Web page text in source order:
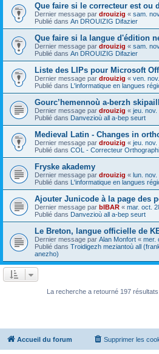
Que faire si le correcteur est ou
Dernier message par drouizig « sam.
Publié dans An DROUIZIG Difazier
Que faire si la langue d'édition
Dernier message par drouizig « sam.
Publié dans An DROUIZIG Difazier
Liste des LIPs pour Microsoft
Dernier message par drouizig « ven.
Publié dans L'informatique en langues
Gourc’hemennoù a-berzh
Dernier message par drouizig « jeu. nov.
Publié dans Danvezioù all a-bep seurt
Medieval Latin - Changes in
Dernier message par drouizig « jeu. nov.
Publié dans COL - Correcteur
Fryske akademy
Dernier message par drouizig « lun. nov.
Publié dans L'informatique en langues
Ajouter Junicode à la page des
Dernier message par bIBAR « mar. oct.
Publié dans Danvezioù all a-bep seurt
Le Breton, langue officielle de
Dernier message par Alan Monfort « mer.
Publié dans Troidigezh meziantoù all
anezho)
La recherche a retourné 197 résultats
Accueil du forum Supprimer les